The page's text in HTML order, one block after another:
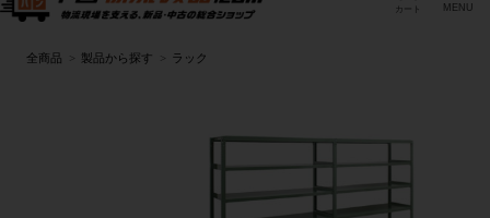
カート MENU
全商品 製品から探す ラック
s